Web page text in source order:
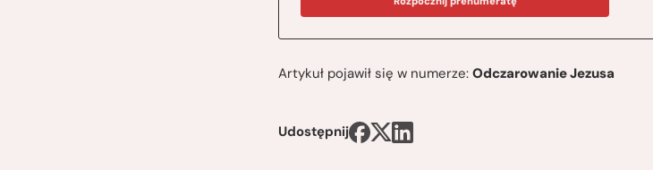
Artykuł pojawił się w numerze:Odczarowanie Jezusa
Udostępnij